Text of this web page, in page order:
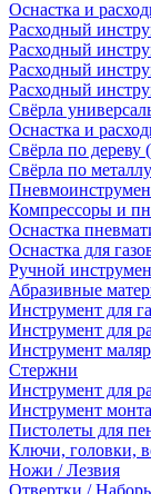
Оснастка и
Расходный
Расходный
Расходный
Расходный
Свёрла
Оснастка и
Свёрла по
Свёрла по
Компрессоры и
Оснастка
Оснастка для
Ручной
Абразивные
Инструмент для
Инструмент для
Инструмент
Стержни
Инструмент для
Инструмент
Пистолеты для
Ключи, головки,
Ножи / Лезвия
Отвертки /